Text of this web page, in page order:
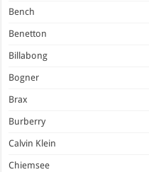
Bench
Benetton
Billabong
Bogner
Brax
Burberry
Calvin Klein
Chiemsee